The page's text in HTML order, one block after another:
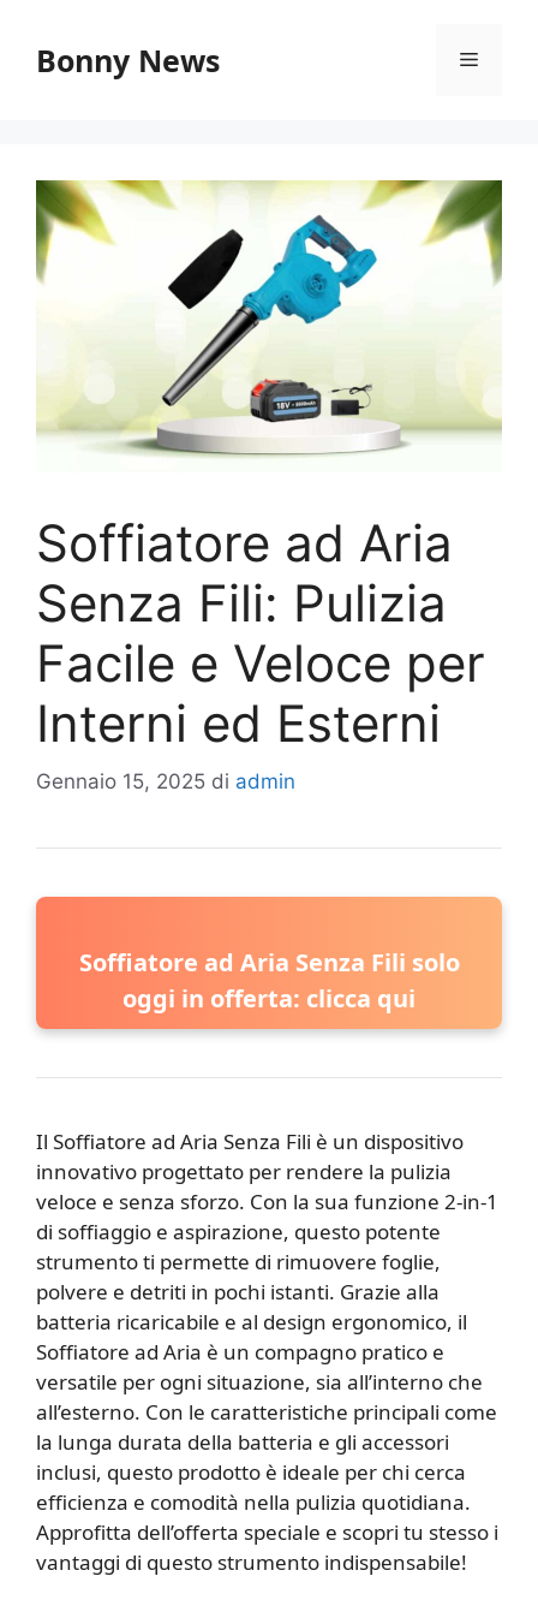
contenuto
Bonny News Menu
Soffiatore ad Aria
Senza Fili: Pulizia
Facile e Veloce per
Interni ed Esterni
Gennaio 15, 2025 di admin
Soffiatore ad Aria Senza Fili solo
oggi in offerta: clicca qui
Il Soffiatore ad Aria Senza Fili è un dispositivo
innovativo progettato per rendere la pulizia
veloce e senza sforzo. Con la sua funzione 2-in-1
di soffiaggio e aspirazione, questo potente
strumento ti permette di rimuovere foglie,
polvere e detriti in pochi istanti. Grazie alla
batteria ricaricabile e al design ergonomico, il
Soffiatore ad Aria è un compagno pratico e
versatile per ogni situazione, sia all’interno che
all’esterno. Con le caratteristiche principali come
la lunga durata della batteria e gli accessori
inclusi, questo prodotto è ideale per chi cerca
efficienza e comodità nella pulizia quotidiana.
Approfitta dell’offerta speciale e scopri tu stesso i
vantaggi di questo strumento indispensabile!